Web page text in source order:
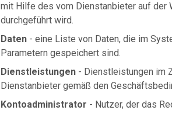
mit Hilfe des vom Dienstanbieter auf
durchgeführt wird.
Daten- eine Liste von Daten, die im
Parametern gespeichert sind.
Dienstleistungen- Dienstleistungen im
Dienstanbieter gemäß den
Kontoadministrator - Nutzer, der das